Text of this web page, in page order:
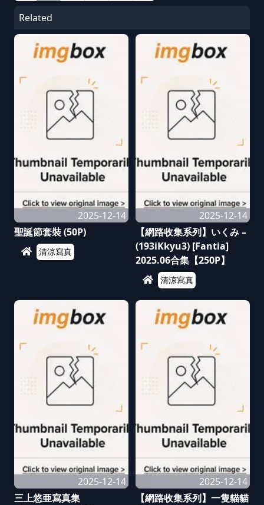
Related
2025-12-14
聖誕節套裝 (50P)
清涼寫真
2025-12-14
【網路收集系列】いくみ –
(193iKkyu3) [Fantia]
2025.06合集【250P】
清涼寫真
2025-12-14
三上悠亜寫真集
2025-12-14
【網路收集系列】一隻貓貓